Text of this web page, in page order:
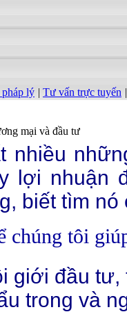
pháp lý | Tư vấn trực tuyến |
mại và đầu tư
nhiều
lợi nhuận
biết tìm
chúng tôi
giới đầu
trong và